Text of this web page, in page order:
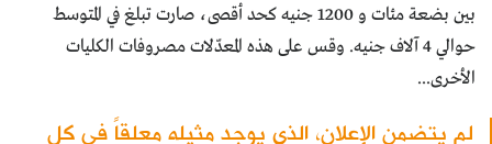
بين بضعة مئات و 1200 جنيه كحد أقصى، صارت تبلغ في المتوسط
حوالي 4 آلاف جنيه. وقس على هذه المعدّلات مصروفات الكليات
الأخرى...
لم يتضمن الإعلان، الذي يوجد مثيله معلقاً في كل